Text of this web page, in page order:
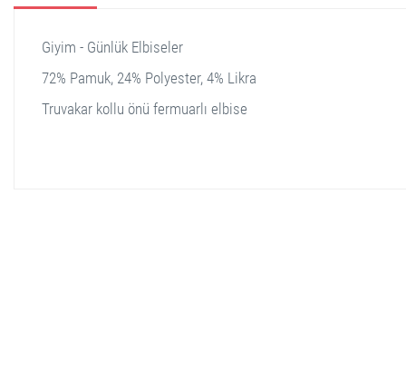
Giyim - Günlük Elbiseler
72% Pamuk, 24% Polyester, 4% Likra
Truvakar kollu önü fermuarlı elbise